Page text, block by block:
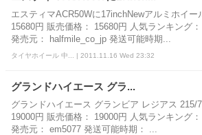
エスティマACR50Wに17inchNewアルミホイー
15680円 販売価格： 15680円 人気ランキング
発売元： halfmile_co_jp 発送可能時期...
タイヤホイール 中... | 2011.11.16 Wed 23:32
グランドハイエース グラ...
グランドハイエース グランビア レジアス 215/
19000円 販売価格： 19000円 人気ランキング
発売元： em5077 発送可能時期： ...